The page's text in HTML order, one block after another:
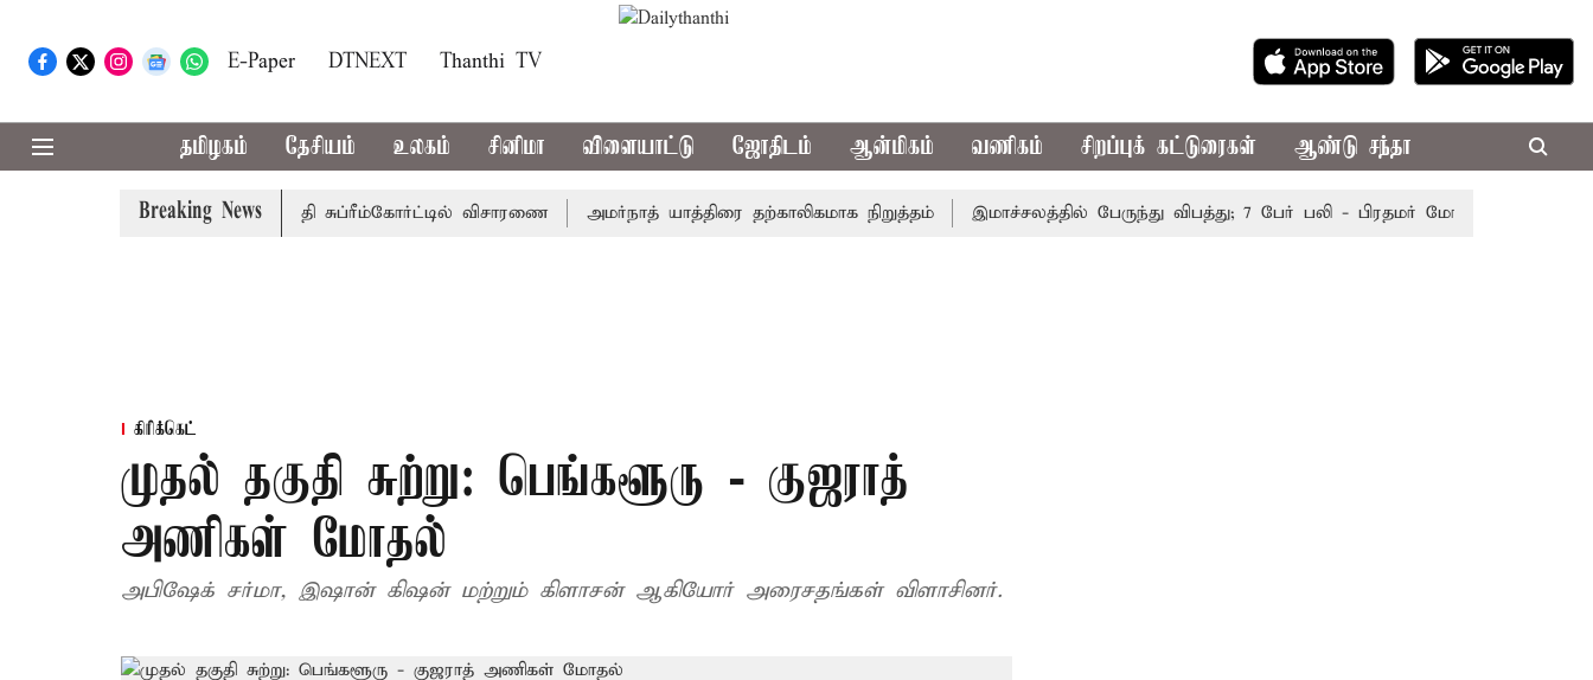
E-Paper DTNEXT Thanthi TV
தமிழகம் தேசியம் உலகம் சினிமா விளையாட்டு ஜோதிடம் ஆன்மிகம் வணிகம் சிறப்புக் கட்டுரைகள் ஆண்டு சந்தா
Breaking News
வழக்கு; வரும் 14ம்தேதி சுப்ரீம்கோர்ட்டில் விசாரணை அமர்நாத் யாத்திரை தற்காலிகமாக நிறுத்தம் இமாச்சலத்தில் பேருந்து விபத்து; 7 பேர் பலி - பிரதமர் மோடி இரங்கல்
கிரிக்கெட்
முதல் தகுதி சுற்று: பெங்களூரு - குஜராத்
அணிகள் மோதல்
அபிஷேக் சர்மா, இஷான் கிஷன் மற்றும் கிளாசன் ஆகியோர் அரைசதங்கள் விளாசினர்.